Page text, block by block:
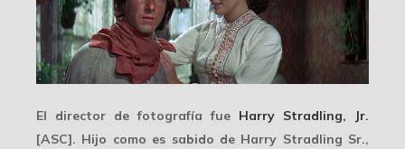
El director de fotografía fue Harry Stradling, Jr.
[ASC]. Hijo como es sabido de Harry Stradling Sr.,